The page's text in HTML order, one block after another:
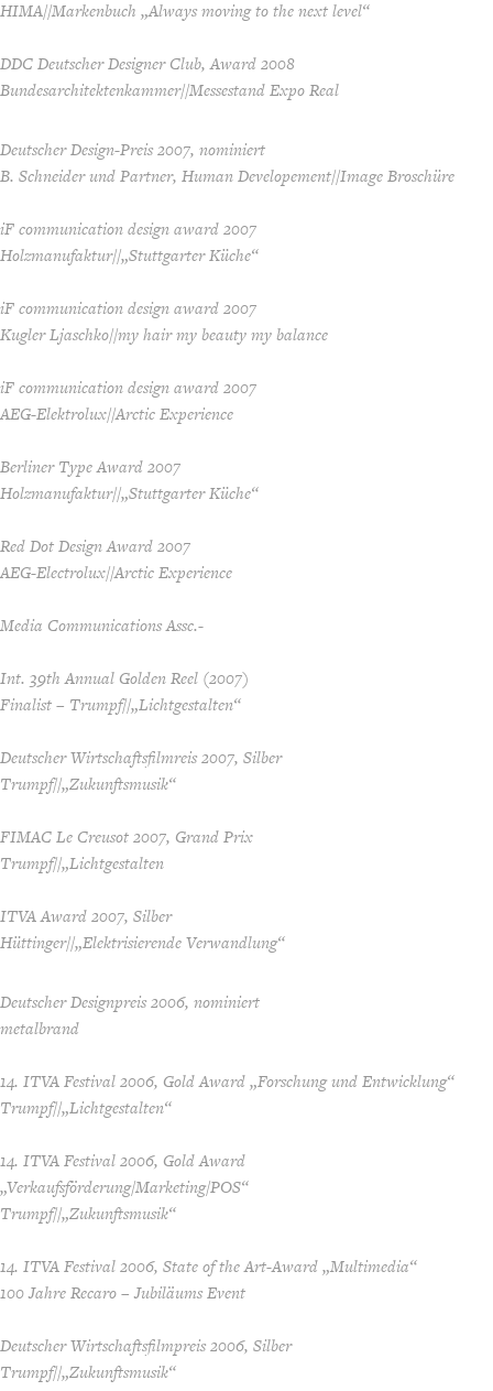
HIMA//Markenbuch „Always moving to the next level“
DDC Deutscher Designer Club, Award 2008
Bundesarchitektenkammer//Messestand Expo Real
Deutscher Design-Preis 2007, nominiert
B. Schneider und Partner, Human Developement//Image Broschüre
iF communication design award 2007
Holzmanufaktur//„Stuttgarter Küche“
iF communication design award 2007
Kugler Ljaschko//my hair my beauty my balance
iF communication design award 2007
AEG-Elektrolux//Arctic Experience
Berliner Type Award 2007
Holzmanufaktur//„Stuttgarter Küche“
Red Dot Design Award 2007
AEG-Electrolux//Arctic Experience
Media Communications Assc.-
Int. 39th Annual Golden Reel (2007)
Finalist – Trumpf//„Lichtgestalten“
Deutscher Wirtschaftsfilmreis 2007, Silber
Trumpf//„Zukunftsmusik“
FIMAC Le Creusot 2007, Grand Prix
Trumpf//„Lichtgestalten
ITVA Award 2007, Silber
Hüttinger//„Elektrisierende Verwandlung“
Deutscher Designpreis 2006, nominiert
metalbrand
14. ITVA Festival 2006, Gold Award „Forschung und Entwicklung“
Trumpf//„Lichtgestalten“
14. ITVA Festival 2006, Gold Award
„Verkaufsförderung/Marketing/POS“
Trumpf//„Zukunftsmusik“
14. ITVA Festival 2006, State of the Art-Award „Multimedia“
100 Jahre Recaro – Jubiläums Event
Deutscher Wirtschaftsfilmpreis 2006, Silber
Trumpf//„Zukunftsmusik“